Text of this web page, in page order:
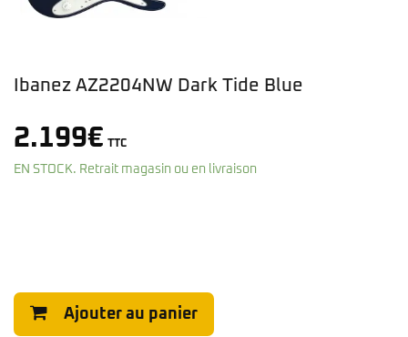
Ibanez AZ2204NW Dark Tide Blue
2.199€ TTC
EN STOCK. Retrait magasin ou en livraison
Ajouter au panier